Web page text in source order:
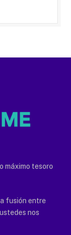
máximo tesoro
fusión entre
nos